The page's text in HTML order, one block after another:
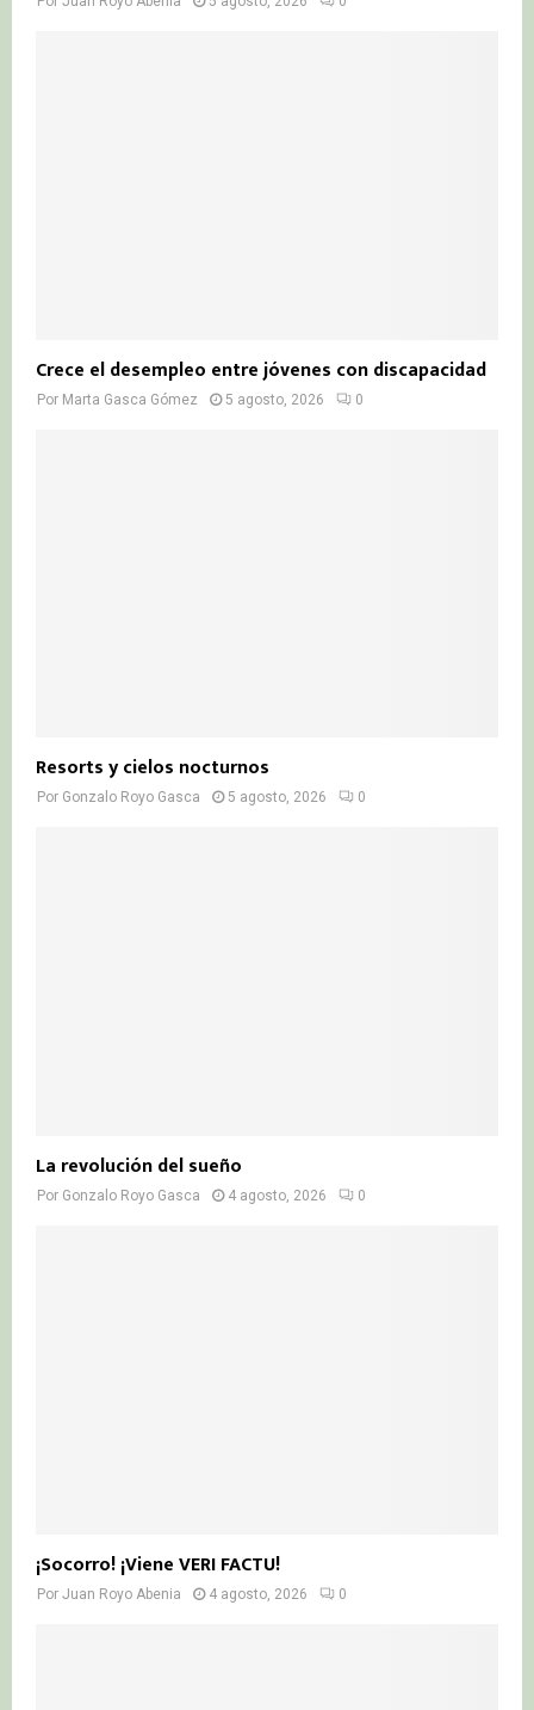
Crece el desempleo entre jóvenes con discapacidad
Por Marta Gasca Gómez 5 agosto, 2026 0
Resorts y cielos nocturnos
Por Gonzalo Royo Gasca 5 agosto, 2026 0
La revolución del sueño
Por Gonzalo Royo Gasca 4 agosto, 2026 0
¡Socorro! ¡Viene VERI FACTU!
Por Juan Royo Abenia 4 agosto, 2026 0